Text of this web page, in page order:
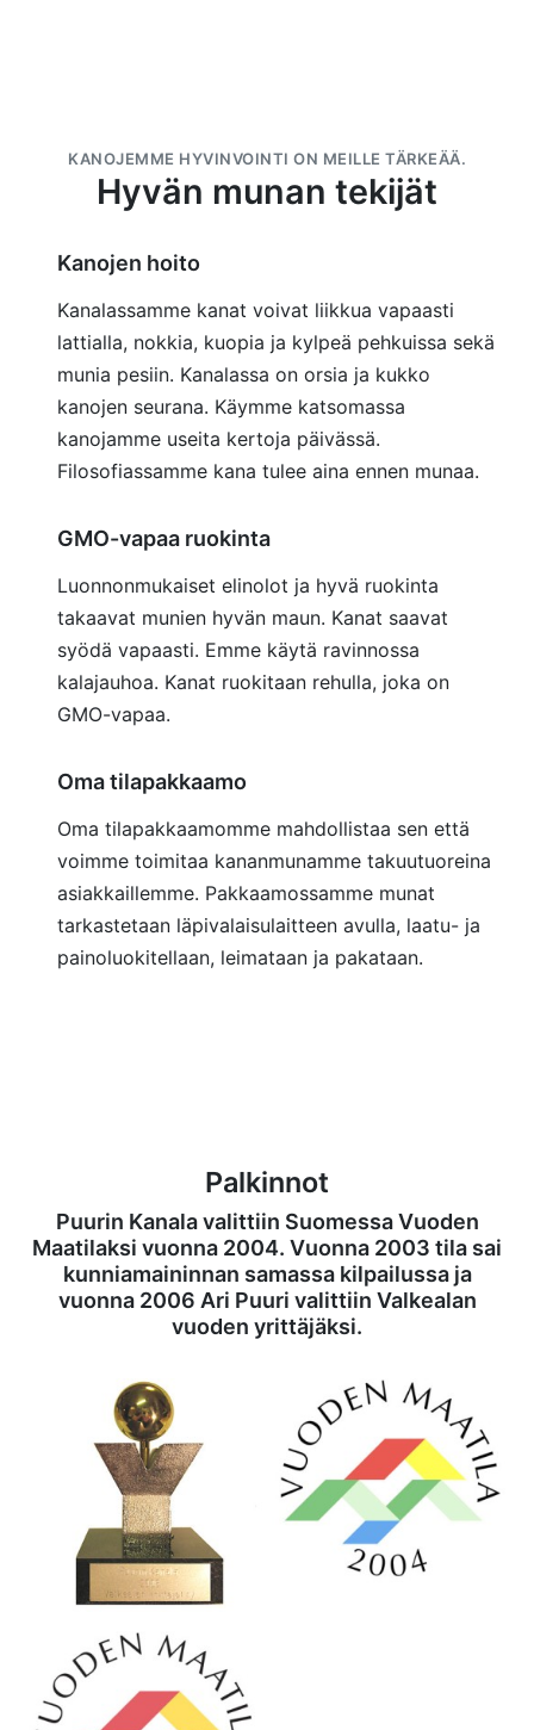
KANOJEMME HYVINVOINTI ON MEILLE TÄRKEÄÄ.
Hyvän munan tekijät
Kanojen hoito
Kanalassamme kanat voivat liikkua vapaasti
lattialla, nokkia, kuopia ja kylpeä pehkuissa sekä
munia pesiin. Kanalassa on orsia ja kukko
kanojen seurana. Käymme katsomassa
kanojamme useita kertoja päivässä.
Filosofiassamme kana tulee aina ennen munaa.
GMO-vapaa ruokinta
Luonnonmukaiset elinolot ja hyvä ruokinta
takaavat munien hyvän maun. Kanat saavat
syödä vapaasti. Emme käytä ravinnossa
kalajauhoa. Kanat ruokitaan rehulla, joka on
GMO-vapaa.
Oma tilapakkaamo
Oma tilapakkaamomme mahdollistaa sen että
voimme toimitaa kananmunamme takuutuoreina
asiakkaillemme. Pakkaamossamme munat
tarkastetaan läpivalaisulaitteen avulla, laatu- ja
painoluokitellaan, leimataan ja pakataan.
Palkinnot
Puurin Kanala valittiin Suomessa Vuoden
Maatilaksi vuonna 2004. Vuonna 2003 tila sai
kunniamaininnan samassa kilpailussa ja
vuonna 2006 Ari Puuri valittiin Valkealan
vuoden yrittäjäksi.